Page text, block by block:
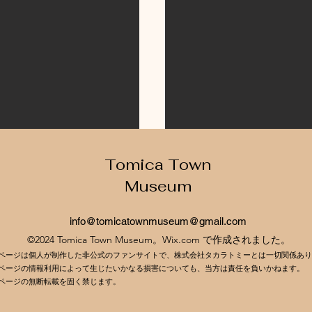
Tomica Town
Museum
info@tomicatownmuseum@gmail.com
©2024 Tomica Town Museum。Wix.com で作成されました。
ージは個人が制作した非公式のファンサイトで、株式会社タカラトミーとは一切関係あ
ージの情報利用によって生じたいかなる損害についても、当方は責任を負いかねます。
ージの無断転載を固く禁じます。